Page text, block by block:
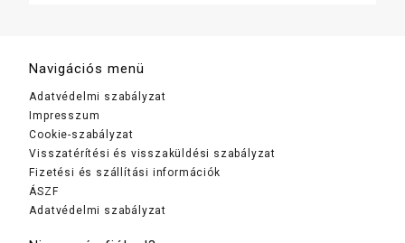
Navigációs menü
Adatvédelmi szabályzat
Impresszum
Cookie-szabályzat
Visszatérítési és visszaküldési szabályzat
Fizetési és szállítási információk
ÁSZF
Adatvédelmi szabályzat